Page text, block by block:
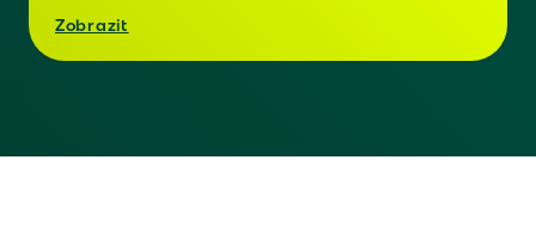
Zobrazit